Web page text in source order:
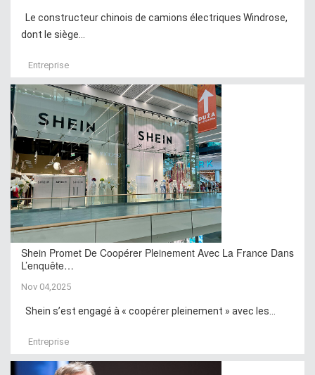
Le constructeur chinois de camions électriques Windrose,
dont le siège...
Entreprise
Shein Promet De Coopérer Pleinement Avec La France Dans
L’enquête…
Nov 04,2025
Shein s’est engagé à « coopérer pleinement » avec les...
Entreprise